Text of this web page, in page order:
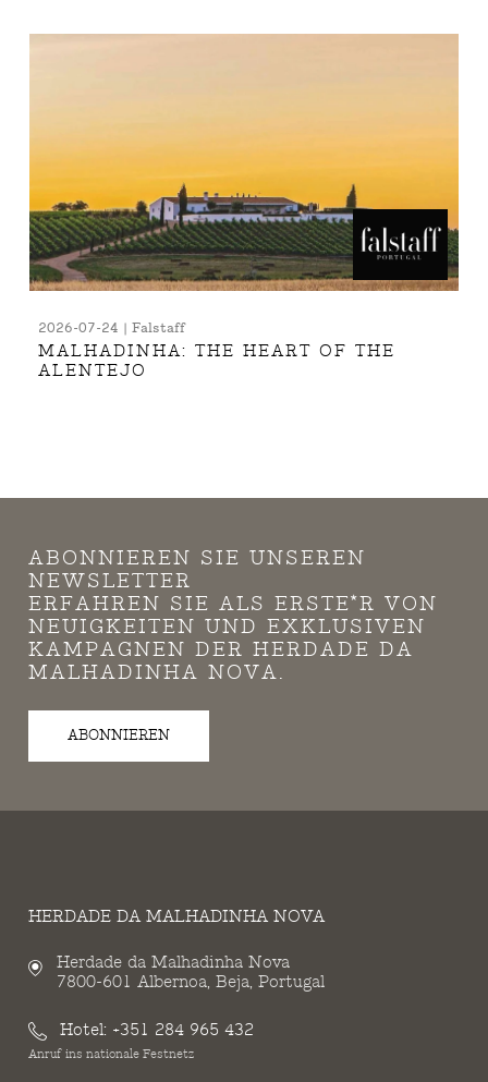
2026-07-24 | Falstaff
MALHADINHA: THE HEART OF THE
ALENTEJO
ABONNIEREN SIE UNSEREN
NEWSLETTER
ERFAHREN SIE ALS ERSTE*R VON
NEUIGKEITEN UND EXKLUSIVEN
KAMPAGNEN DER HERDADE DA
MALHADINHA NOVA.
ABONNIEREN
HERDADE DA MALHADINHA NOVA
Herdade da Malhadinha Nova
7800-601 Albernoa, Beja, Portugal
Hotel: +351 284 965 432
Anruf ins nationale Festnetz